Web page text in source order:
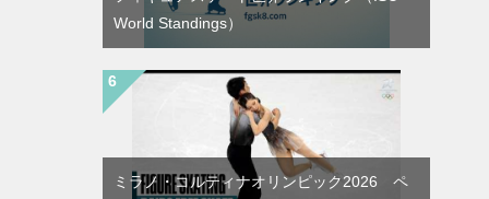
World Standings）
ミラノ・コルティナオリンピック2026 ペ